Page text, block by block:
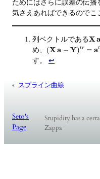
ためにはさらに誤差の伝
気さえあればできるのでこ
列ベクトルであるXa
め、
(Xa − Y)tr = at
す。 ↩︎
« スプライン曲線
Seto's
Page
Stupidity has a
Zappa